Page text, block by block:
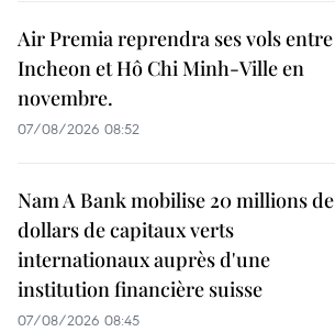
Air Premia reprendra ses vols entre
Incheon et Hô Chi Minh-Ville en
novembre.
07/08/2026 08:52
Nam A Bank mobilise 20 millions de
dollars de capitaux verts
internationaux auprès d'une
institution financière suisse
07/08/2026 08:45